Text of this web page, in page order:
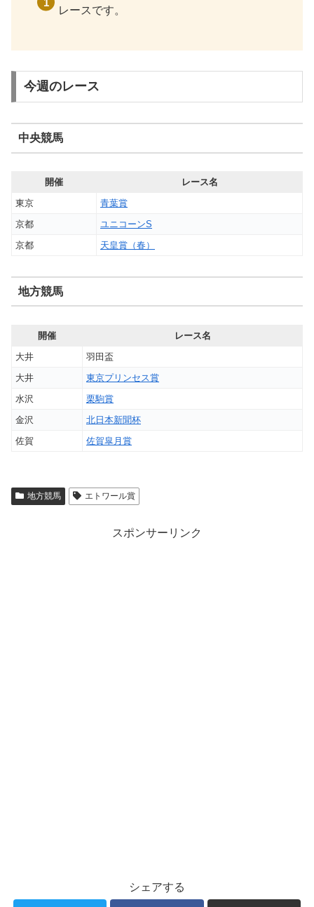
レースです。
今週のレース
中央競馬
開催
レース名
東京
青葉賞
京都
ユニコーンS
京都
天皇賞（春）
地方競馬
開催
レース名
大井
羽田盃
大井
東京プリンセス賞
水沢
栗駒賞
金沢
北日本新聞杯
佐賀
佐賀皐月賞
地方競馬 エトワール賞
スポンサーリンク
シェアする